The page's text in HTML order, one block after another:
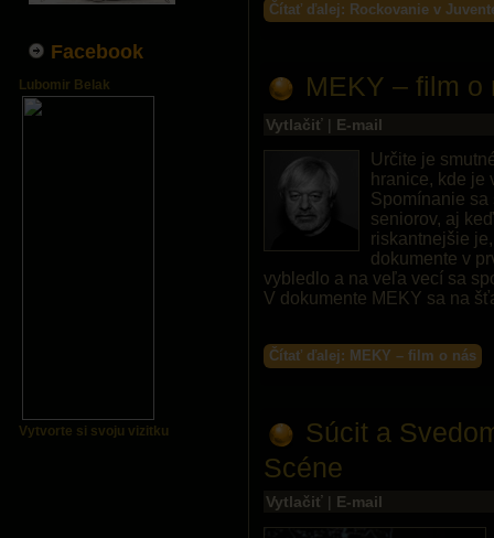
Facebook
Lubomir Belak
Vytvorte si svoju vizitku
Čítať ďalej: Rockovanie v
MEKY – film o
Vytlačiť | E-mail
Určite je
hranice, kde je
Spomínanie sa
seniorov, aj
riskantnejšie
dokumente v
vybledlo a na veľa vecí sa
V dokumente MEKY sa na
Čítať ďalej: MEKY – film o nás
Súcit a
Scéne
Vytlačiť | E-mail